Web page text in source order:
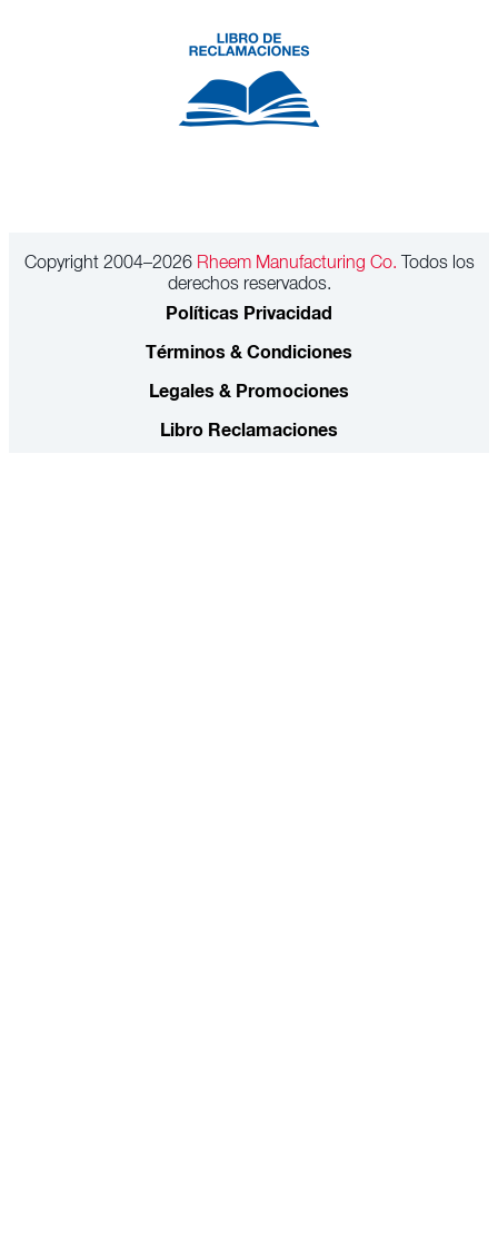
Copyright 2004–2026Rheem Manufacturing Co. Todos los
derechos reservados.
Políticas Privacidad
Términos & Condiciones
Legales & Promociones
Libro Reclamaciones